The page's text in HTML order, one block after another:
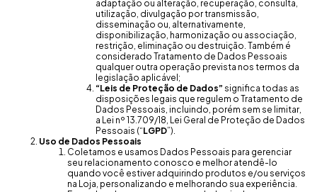
adaptação ou alteração, recuperação, consulta,
utilização, divulgação por transmissão,
disseminação ou, alternativamente,
disponibilização, harmonização ou associação,
restrição, eliminação ou destruição. Também é
considerado Tratamento de Dados Pessoais
qualquer outra operação prevista nos termos da
legislação aplicável;
“Leis de Proteção de Dados” significa todas as
disposições legais que regulem o Tratamento de
Dados Pessoais, incluindo, porém sem se limitar,
a Lei nº 13.709/18, Lei Geral de Proteção de Dados
Pessoais (“LGPD”).
Uso de Dados Pessoais
Coletamos e usamos Dados Pessoais para gerenciar
seu relacionamento conosco e melhor atendê-lo
quando você estiver adquirindo produtos e/ou serviços
na Loja, personalizando e melhorando sua experiência.